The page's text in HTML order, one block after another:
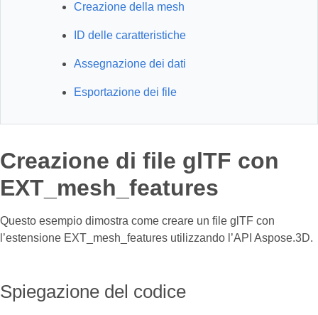
Creazione della mesh
ID delle caratteristiche
Assegnazione dei dati
Esportazione dei file
Creazione di file glTF con
EXT_mesh_features
Questo esempio dimostra come creare un file glTF con
l’estensione EXT_mesh_features utilizzando l’API Aspose.3D.
Spiegazione del codice